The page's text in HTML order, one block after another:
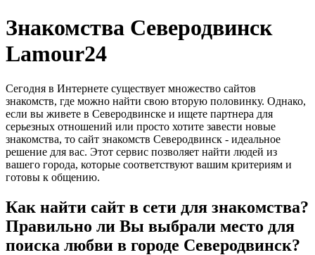
Знакомства Северодвинск
Lamour24
Сегодня в Интернете существует множество сайтов
знакомств, где можно найти свою вторую половинку. Однако,
если вы живете в Северодвинске и ищете партнера для
серьезных отношений или просто хотите завести новые
знакомства, то сайт знакомств Северодвинск - идеальное
решение для вас. Этот сервис позволяет найти людей из
вашего города, которые соответствуют вашим критериям и
готовы к общению.
Как найти сайт в сети для знакомства?
Правильно ли Вы выбрали место для
поиска любви в городе Северодвинск?